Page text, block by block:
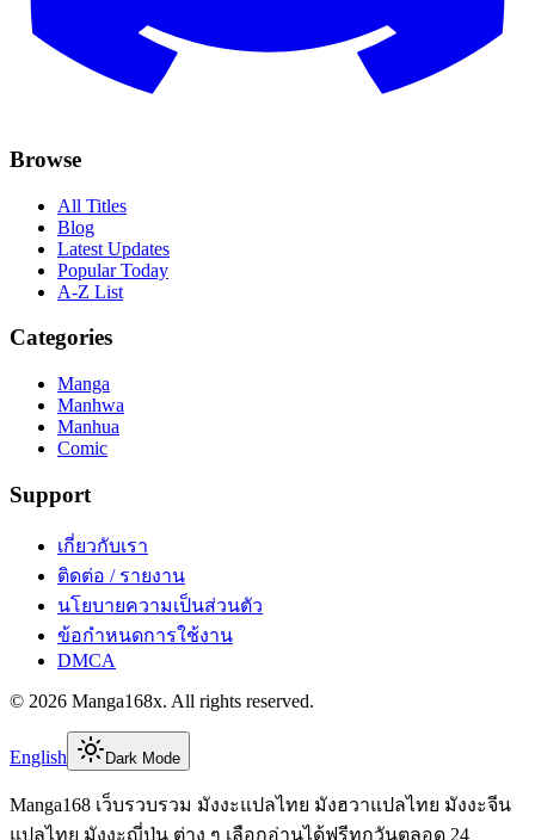
Browse
All Titles
Blog
Latest Updates
Popular Today
A-Z List
Categories
Manga
Manhwa
Manhua
Comic
Support
เกี่ยวกับเรา
ติดต่อ / รายงาน
นโยบายความเป็นส่วนตัว
ข้อกำหนดการใช้งาน
DMCA
© 2026 Manga168x. All rights reserved.
English Dark Mode
Manga168 เว็บรวบรวม มังงะแปลไทย มังฮวาแปลไทย มังงะจีน
แปลไทย มังงะญี่ปุ่น ต่าง ๆ เลือกอ่านได้ฟรีทุกวันตลอด 24